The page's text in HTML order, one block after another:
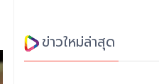
ข่าวใหม่ล่าสุด